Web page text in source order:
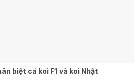
biệt cá koi F1 và koi Nhật